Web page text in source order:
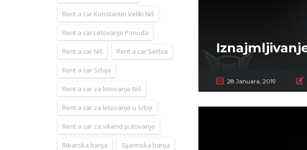
28 Januara, 2019
Rent a car Konstantin Veliki Niš
Rent a car Letovanje Ponuda
Rent a car Niš Rent a car Serbia
Rent a car Srbija
Rent a car za letovanje Niš
Rent a car za letovanje u Srbiji
Rent a car za vikend putovanje
Ribarska banja Sijarinska banja